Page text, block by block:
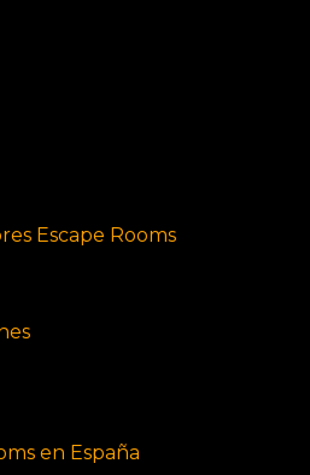
Escape Rooms
en España